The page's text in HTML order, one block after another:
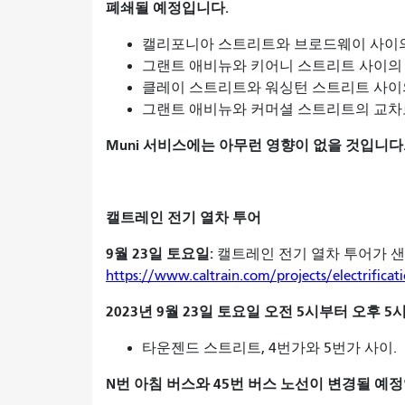
폐쇄될 예정입니다.
캘리포니아 스트리트와 브로드웨이 사이
그랜트 애비뉴와 키어니 스트리트 사이
클레이 스트리트와 워싱턴 스트리트 사
그랜트 애비뉴와 커머셜 스트리트의 교
Muni 서비스에는 아무런 영향이 없을 것입니
캘트레인 전기 열차 투어
9월 23일 토요일: 캘트레인 전기 열차 투어가
https://www.caltrain.com/projects/
2023년 9월 23일 토요일 오전 5시부터 오후 5
타운젠드 스트리트, 4번가와 5번가 사이.
N번 아침 버스와 45번 버스 노선이 변경될 예